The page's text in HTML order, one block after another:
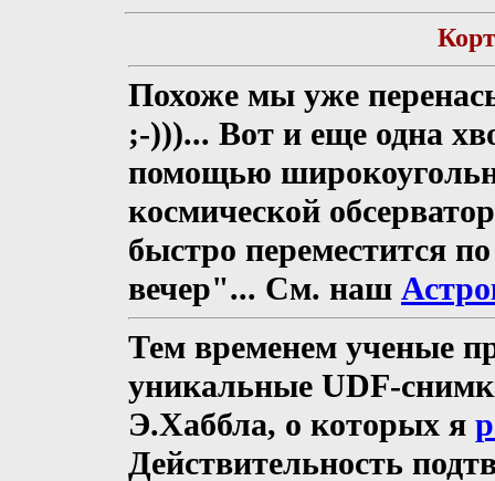
Похоже мы уже
;-)))... Вот и еще одна
помощью
космической
быстро переместится
вечер"... См. наш
Тем временем ученые
уникальные UDF-
Э.Хаббла, о которых я
Действительность